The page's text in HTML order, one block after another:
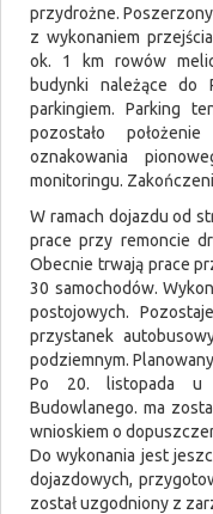
przydrożne.
z wykonaniem
ok. 1 km rowów
budynki należące do
parkingiem. Parking
pozostało
oznakowania
monitoringu.
W ramach dojazdu od
prace przy remoncie
Obecnie trwają prace
30 samochodów.
postojowych.
przystanek
podziemnym.
Po 20. listopada u
Budowlanego. ma
wnioskiem o
Do wykonania jest
dojazdowych,
został uzgodniony z